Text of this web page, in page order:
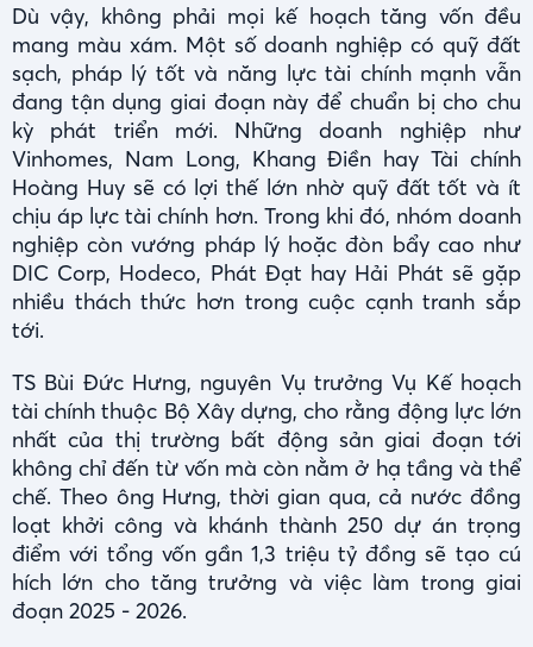
Dù vậy, không phải mọi kế hoạch tăng vốn đều
mang màu xám. Một số doanh nghiệp có quỹ đất
sạch, pháp lý tốt và năng lực tài chính mạnh vẫn
đang tận dụng giai đoạn này để chuẩn bị cho chu
kỳ phát triển mới. Những doanh nghiệp như
Vinhomes, Nam Long, Khang Điền hay Tài chính
Hoàng Huy sẽ có lợi thế lớn nhờ quỹ đất tốt và ít
chịu áp lực tài chính hơn. Trong khi đó, nhóm doanh
nghiệp còn vướng pháp lý hoặc đòn bẩy cao như
DIC Corp, Hodeco, Phát Đạt hay Hải Phát sẽ gặp
nhiều thách thức hơn trong cuộc cạnh tranh sắp
tới.
TS Bùi Đức Hưng, nguyên Vụ trưởng Vụ Kế hoạch
tài chính thuộc Bộ Xây dựng, cho rằng động lực lớn
nhất của thị trường bất động sản giai đoạn tới
không chỉ đến từ vốn mà còn nằm ở hạ tầng và thể
chế. Theo ông Hưng, thời gian qua, cả nước đồng
loạt khởi công và khánh thành 250 dự án trọng
điểm với tổng vốn gần 1,3 triệu tỷ đồng sẽ tạo cú
hích lớn cho tăng trưởng và việc làm trong giai
đoạn 2025 - 2026.